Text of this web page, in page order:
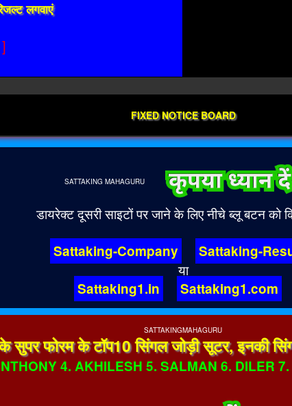
लगवाएं
]
FIXED NOTICE BOARD
SATTAKING MAHAGURU
डायरेक्ट दूसरी साइटों पर जाने के लिए नीचे ब्लू बटन को
Sattaking-Company
Sattaking-
या
Sattaking1.in
Sattaking1.com
SATTAKINGMAHAGURU
सुपर फोरम के टॉप10 सिंगल जोड़ी सूटर, इनकी
4. AKHILESH 5. SALMAN 6. DILER